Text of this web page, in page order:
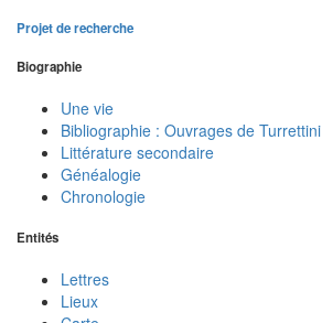
Projet de recherche
Biographie
Une vie
Bibliographie : Ouvrages de Turrettini
Littérature secondaire
Généalogie
Chronologie
Entités
Lettres
Lieux